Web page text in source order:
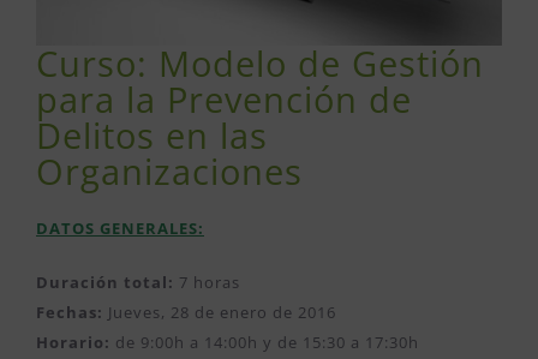
Curso: Modelo de Gestión
para la Prevención de
Delitos en las
Organizaciones
DATOS GENERALES:
Duración total: 7 horas
Fechas: Jueves, 28 de enero de 2016
Horario: de 9:00h a 14:00h y de 15:30 a 17:30h